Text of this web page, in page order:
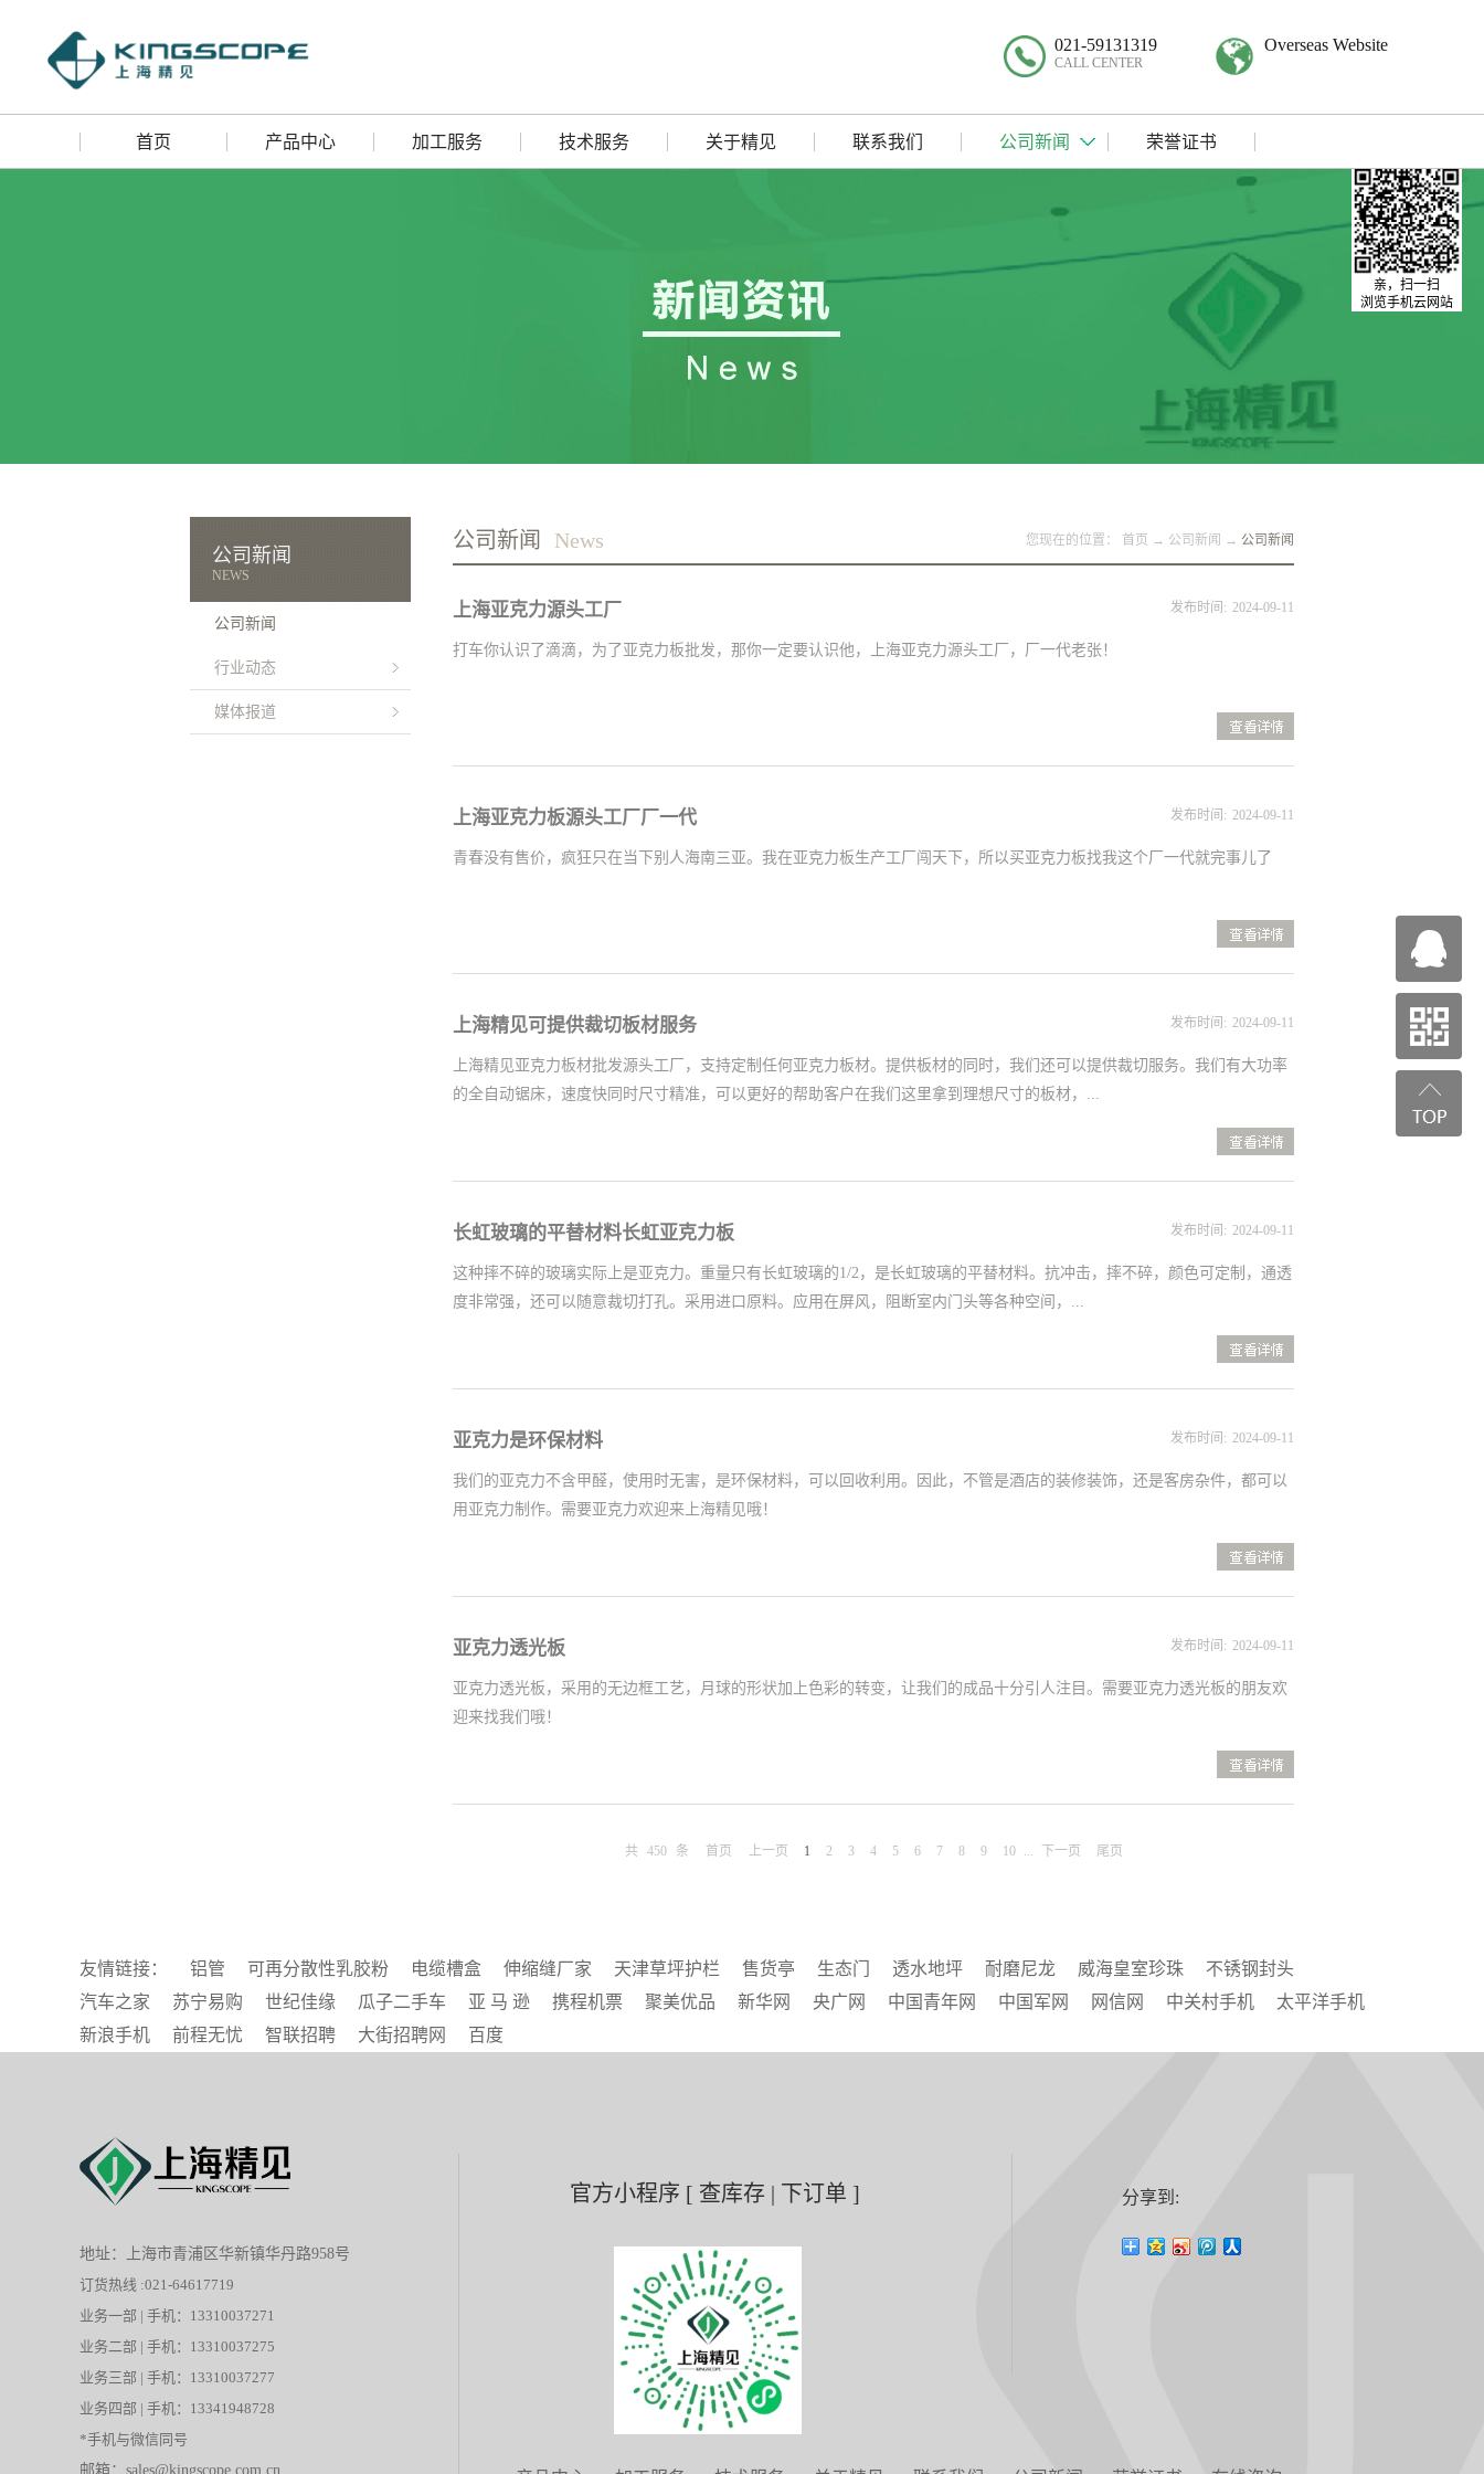
021-59131319
CALL CENTER
Overseas Website
首页 产品中心 加工服务 技术服务 关于精见 联系我们 公司新闻 荣誉证书
公司新闻
NEWS
公司新闻
行业动态
媒体报道
News
公司新闻 您现在的位置： 首页 → 公司新闻 → 公司新闻
上海亚克力源头工厂
打车你认识了滴滴，为了亚克力板批发，那你一定要认识他，上海亚克力源头工厂，厂一代老张！
发布时间: 2024-09-11
上海亚克力板源头工厂厂一代
青春没有售价，疯狂只在当下别人海南三亚。我在亚克力板生产工厂闯天下，所以买亚克力板找我这个厂一代就完事儿了
发布时间: 2024-09-11
查
上海精见可提供裁切板材服务
上海精见亚克力板材批发源头工厂，支持定制任何亚克力板材。提供板材的同时，我们还可以提供裁切服务。我们有大功率
的全自动锯床，速度快同时尺寸精准，可以更好的帮助客户在我们这里拿到理想尺寸的板材，...
所以，买亚克力记得来我们上海精见哦！
发布时间: 2024-09-11
查
长虹玻璃的平替材料长虹亚克力板
这种摔不碎的玻璃实际上是亚克力。重量只有长虹玻璃的1/2，是长虹玻璃的平替材料。抗冲击，摔不碎，颜色可定制，通透
度非常强，还可以随意裁切打孔。采用进口原料。应用在屏风，阻断室内门头等各种空间，...
提升整个室内采光，重要的是轻便好运输。这样的一款材料，你爱了吗？喜欢记得来上海精见买哦！
发布时间: 2024-09-11
亚克力是环保材料
我们的亚克力不含甲醛，使用时无害，是环保材料，可以回收利用。因此，不管是酒店的装修装饰，还是客房杂件，都可以
用亚克力制作。需要亚克力欢迎来上海精见哦！
发布时间: 2024-09-11
亚克力透光板
亚克力透光板，采用的无边框工艺，月球的形状加上色彩的转变，让我们的成品十分引人注目。需要亚克力透光板的朋友欢
迎来找我们哦！
发布时间: 2024-09-11
共 450 条 首页 上一页 1 2 3 4 5 6 7 8 9 10 ... 下一页 尾页
友情链接： 铝管 可再分散性乳胶粉 电缆槽盒 伸缩缝厂家 天津草坪护栏 售货亭 生态门 透水地坪 耐磨尼龙 威海皇室珍珠
不锈钢封头
汽车之家
苏宁易购 世纪佳缘 瓜子二手车 亚 马 逊 携程机票 聚美优品 新华网 央广网 中国青年网 中国军网 网信网 中关村手机
太平洋手机
新浪手机
前程无忧 智联招聘 大街招聘网 百度
地址：上海市青浦区华新镇华丹路958号
订货热线 :021-64617719
业务一部 | 手机：13310037271
业务二部 | 手机：13310037275
业务三部 | 手机：13310037277
业务四部 | 手机：13341948728
*手机与微信同号
邮箱：sales@kingscope.com.cn
官方小程序 [ 查库存 | 下订单 ] 分享到:
亲，扫一扫
浏览手机云网站